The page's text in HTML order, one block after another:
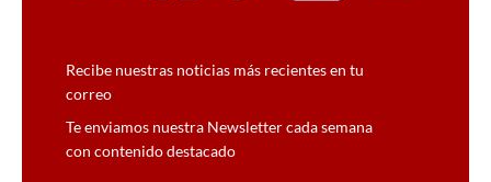
Recibe nuestras noticias más recientes en tu
correo
Te enviamos nuestra Newsletter cada semana
con contenido destacado